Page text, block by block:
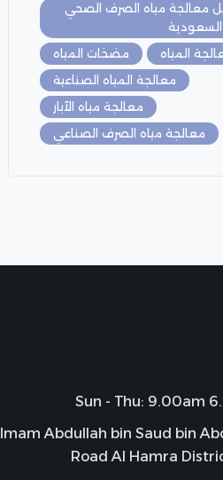
معالجة مياه الصرف الصحي
مضخات المياه
المياه
معالجة المياه الصناعية
معالجة مياه الآبار
معالجة مياه الصرف الصناعي
Sun - Thu: 9.00am
Imam Abdullah bin Saud bin
Road Al Hamra